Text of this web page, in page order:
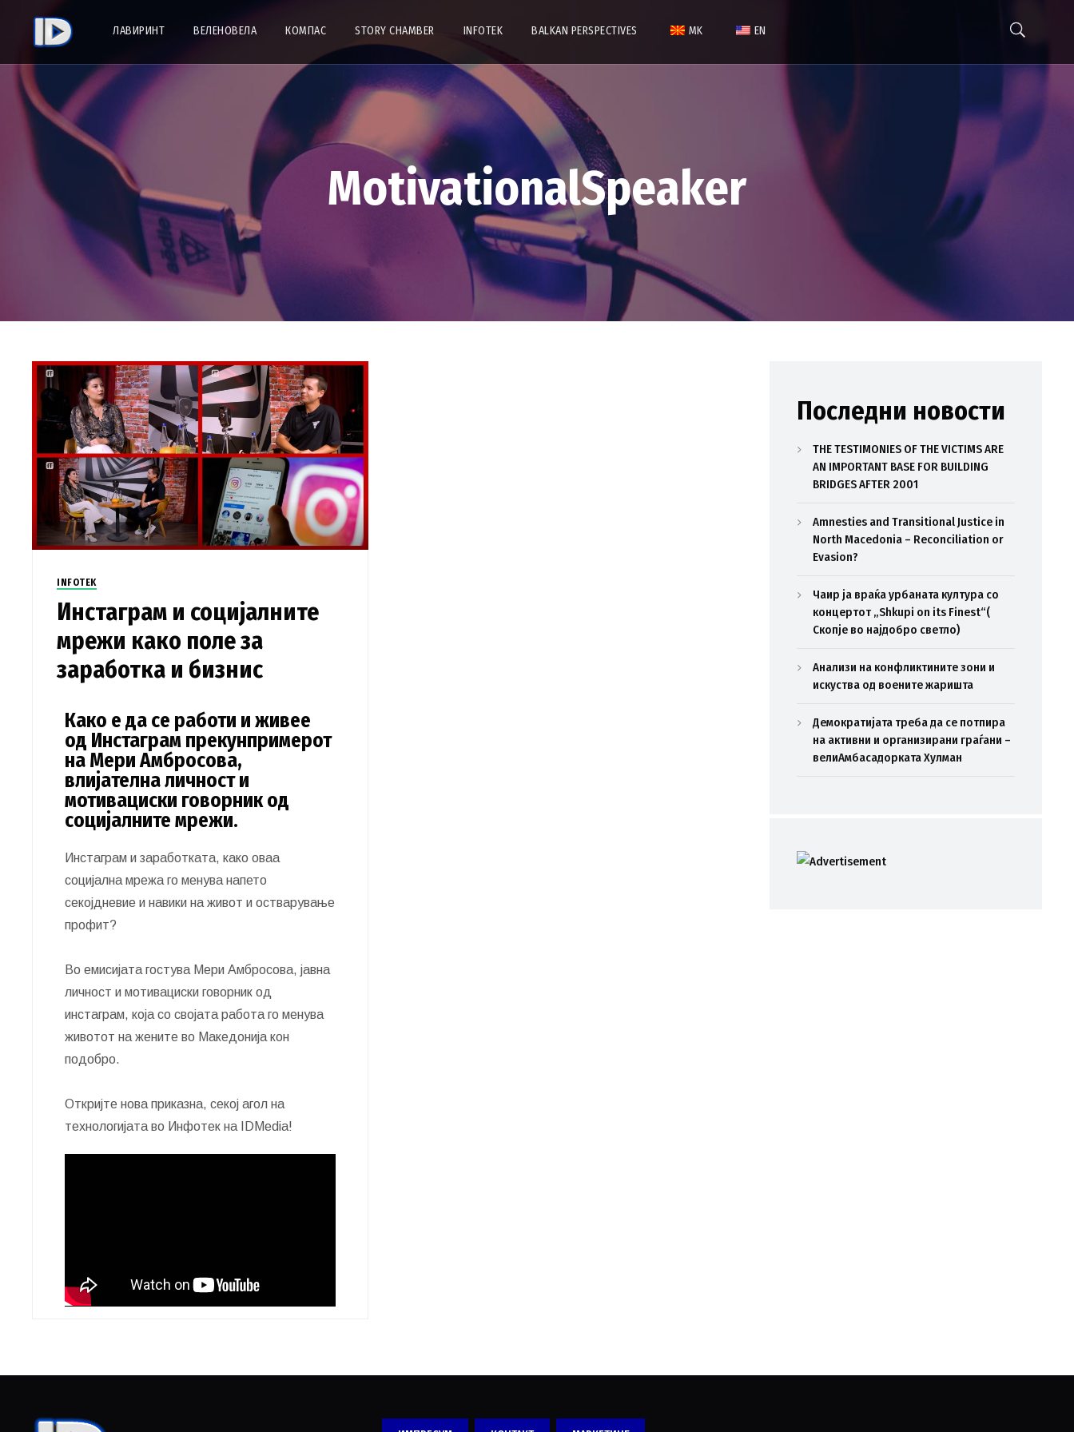
ЛАВИРИНТ ВЕЛЕНОВЕЛА КОМПАС STORY CHAMBER INFOTEK BALKAN PERSPECTIVES MK EN
MotivationalSpeaker
INFOTEK
Инстаграм и социјалните
мрежи како поле за
заработка и бизнис
Како е да се работи и живее
од Инстаграм прекунпримерот
на Мери Амбросова,
влијателна личност и
мотивациски говорник од
социјалните мрежи.
Инстаграм и заработката, како оваа
социјална мрежа го менува напето
секојдневие и навики на живот и остварување
профит?
Во емисијата гостува Мери Амбросова, јавна
личност и мотивациски говорник од
инстаграм, која со својата работа го менува
животот на жените во Македонија кон
подобро.
Откријте нова приказна, секој агол на
технологијата во Инфотек на IDMedia!
Последни новости
THE TESTIMONIES OF THE VICTIMS ARE
AN IMPORTANT BASE FOR BUILDING
BRIDGES AFTER 2001
Amnesties and Transitional Justice in
North Macedonia – Reconciliation or
Evasion?
Чаир ја враќа урбаната култура со
концертот „Shkupi on its Finest“(
Скопје во најдобро светло)
Анализи на конфликтините зони и
искуства од воените жаришта
Демократијата треба да се потпира
на активни и организирани граѓани –
велиАмбасадорката Хулман